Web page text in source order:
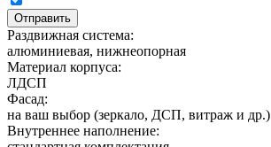
Раздвижная система:
алюминиевая, нижнеопорная
Материал корпуса:
ЛДСП
Фасад:
на ваш выбор (зеркало, ДСП, витраж и др.)
Внутреннее наполнение: